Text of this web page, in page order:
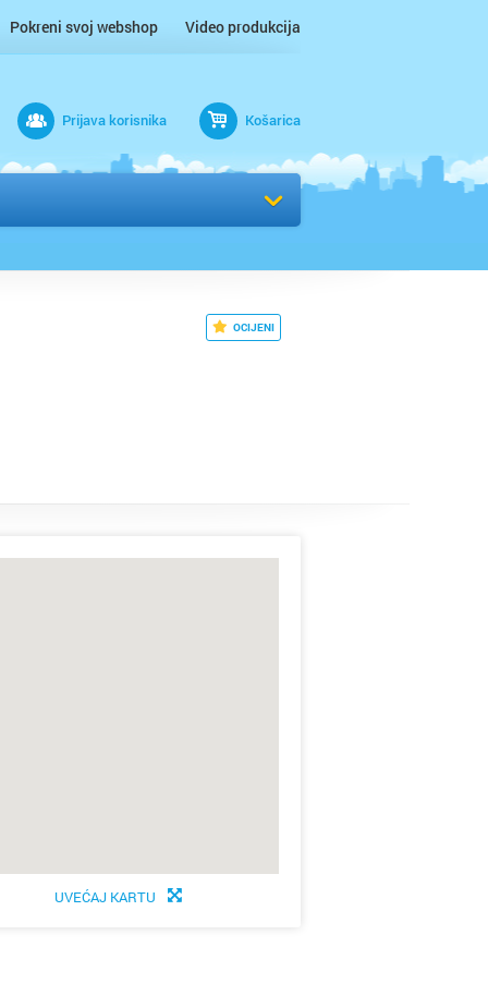
Pokreni svoj webshop Video produkcija
Prijava korisnika Košarica
OCIJENI
UVEĆAJ KARTU